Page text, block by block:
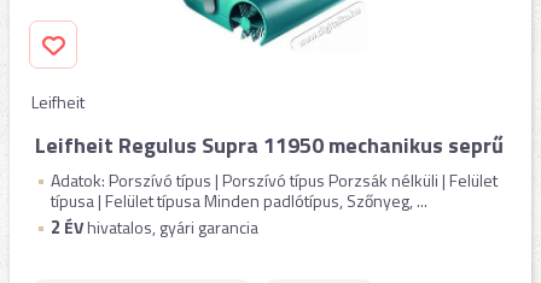
Leifheit
Leifheit Regulus Supra 11950 mechanikus seprű
Adatok: Porszívó típus | Porszívó típus Porzsák nélküli | Felület
típusa | Felület típusa Minden padlótípus, Szőnyeg, ...
2 ÉVhivatalos, gyári garancia